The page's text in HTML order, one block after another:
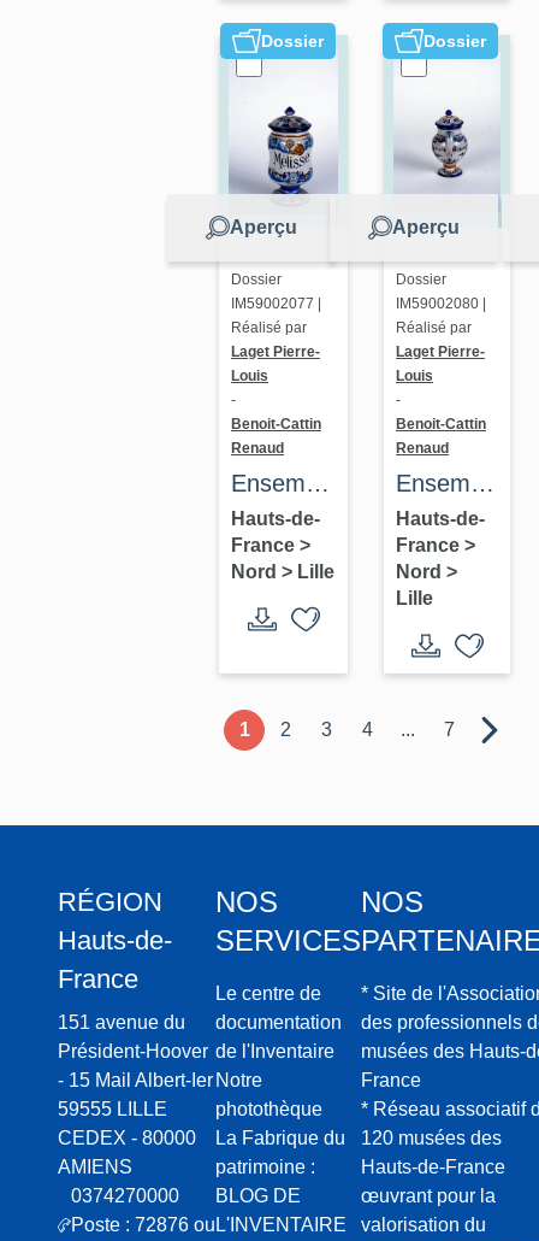
Dossier
Aperçu
Dossier
IM59002077 |
Réalisé par
Laget Pierre-
Louis
-
Benoit-Cattin
Renaud
Ensemble
de six
pots à
pharmacie
: pots-
Hauts-de-
France >
Nord > Lille
Dossier
Aperçu
Dossier
IM59002080 |
Réalisé par
Laget Pierre-
Louis
-
Benoit-Cattin
Renaud
Ensemble
de huit
pots à
pharmacie
chevrettes
Hauts-de-
France >
Nord >
Lille
1 2 3 4 ... 7
RÉGION
Hauts-de-
France
151 avenue du
Président-Hoover
- 15 Mail Albert-Ier
59555 LILLE
CEDEX - 80000
AMIENS
0374270000
Poste : 72876 ou
NOS
SERVICES
Le centre de
documentation
de l'Inventaire
Notre
photothèque
La Fabrique du
patrimoine :
BLOG DE
L'INVENTAIRE
NOS
* Site de
des professionnels
musées des Hauts-
France
* Réseau associatif
120 musées des
Hauts-de-France
œuvrant pour la
valorisation du